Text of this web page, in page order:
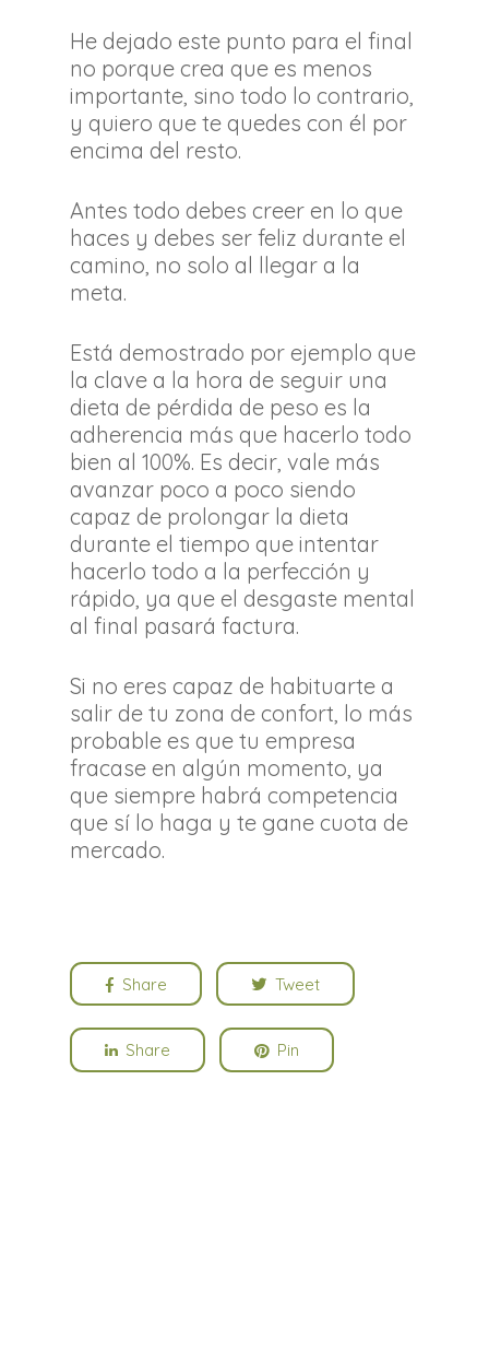
He dejado este punto para el final
no porque crea que es menos
importante, sino todo lo contrario,
y quiero que te quedes con él por
encima del resto.
Antes todo debes creer en lo que
haces y debes ser feliz durante el
camino, no solo al llegar a la
meta.
Está demostrado por ejemplo que
la clave a la hora de seguir una
dieta de pérdida de peso es la
adherencia más que hacerlo todo
bien al 100%. Es decir, vale más
avanzar poco a poco siendo
capaz de prolongar la dieta
durante el tiempo que intentar
hacerlo todo a la perfección y
rápido, ya que el desgaste mental
al final pasará factura.
Si no eres capaz de habituarte a
salir de tu zona de confort, lo más
probable es que tu empresa
fracase en algún momento, ya
que siempre habrá competencia
que sí lo haga y te gane cuota de
mercado.
Share Tweet
Share Pin